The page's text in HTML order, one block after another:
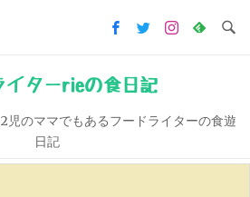
イターrieの食日記
児のママでもあるフードライターの食遊
日記